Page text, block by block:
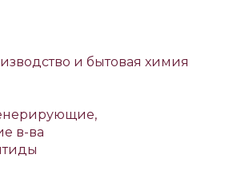
и бытовая химия
в-ва